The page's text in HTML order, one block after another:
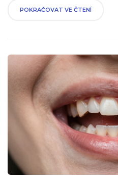
POKRAČOVAT VE ČTENÍ